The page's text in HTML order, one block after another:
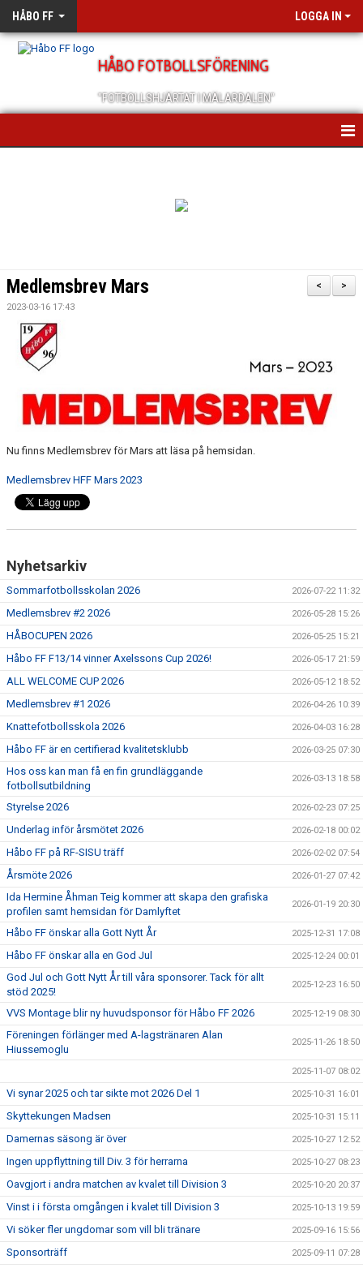
HÅBO FF LOGGA IN
HÅBO FOTBOLLSFÖRENING
"FOTBOLLSHJÄRTAT I MÄLARDALEN"
MEDLEMSBREV
ÅRSMÖTEN
FOLKSAM FÖRSÄKRING SPELARE/LEDARE
>
<
Medlemsbrev Mars
2023-03-16 17:43
Nu finns Medlemsbrev för Mars att läsa på hemsidan.
Medlemsbrev HFF Mars 2023
Nyhetsarkiv
Sommarfotbollsskolan 2026 2026-07-22 11:32
Medlemsbrev #2 2026 2026-05-28 15:26
HÅBOCUPEN 2026 2026-05-25 15:21
Håbo FF F13/14 vinner Axelssons Cup 2026! 2026-05-17 21:59
ALL WELCOME CUP 2026 2026-05-12 18:52
Medlemsbrev #1 2026 2026-04-26 10:39
Knattefotbollsskola 2026 2026-04-03 16:28
Håbo FF är en certifierad kvalitetsklubb 2026-03-25 07:30
Hos oss kan man få en fin grundläggande
fotbollsutbildning
2026-03-13 18:58
Styrelse 2026 2026-02-23 07:25
Underlag inför årsmötet 2026 2026-02-18 00:02
Håbo FF på RF-SISU träff 2026-02-02 07:54
Årsmöte 2026 2026-01-27 07:42
Ida Hermine Åhman Teig kommer att skapa den grafiska
profilen samt hemsidan för Damlyftet
2026-01-19 20:30
Håbo FF önskar alla Gott Nytt År 2025-12-31 17:08
Håbo FF önskar alla en God Jul 2025-12-24 00:01
God Jul och Gott Nytt År till våra sponsorer. Tack för allt
stöd 2025!
2025-12-23 16:50
VVS Montage blir ny huvudsponsor för Håbo FF 2026 2025-12-19 08:30
Föreningen förlänger med A-lagstränaren Alan
Hiussemoglu
2025-11-26 18:50
2025-11-07 08:02
Vi synar 2025 och tar sikte mot 2026 Del 1 2025-10-31 16:01
Skyttekungen Madsen 2025-10-31 15:11
Damernas säsong är över 2025-10-27 12:52
Ingen uppflyttning till Div. 3 för herrarna 2025-10-27 08:23
Oavgjort i andra matchen av kvalet till Division 3 2025-10-20 20:37
Vinst i i första omgången i kvalet till Division 3 2025-10-13 19:59
Vi söker fler ungdomar som vill bli tränare 2025-09-16 15:56
Sponsorträff 2025-09-11 07:28